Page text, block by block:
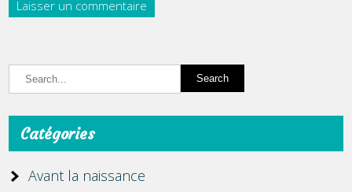
Catégories
Avant la naissance